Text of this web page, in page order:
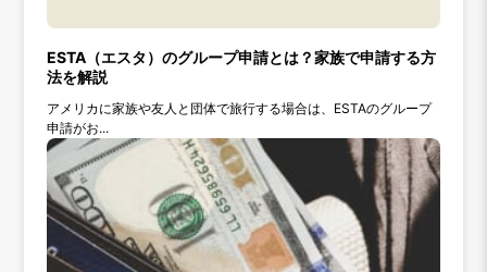
ESTA（エスタ）のグループ申請とは？家族で申請する方
法を解説
アメリカに家族や友人と団体で旅行する場合は、ESTAのグループ
申請がお...